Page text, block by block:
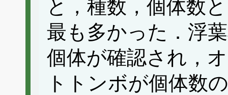
と，種数，個体数
最も多かった．浮
個体が確認され，
トトンボが個体数